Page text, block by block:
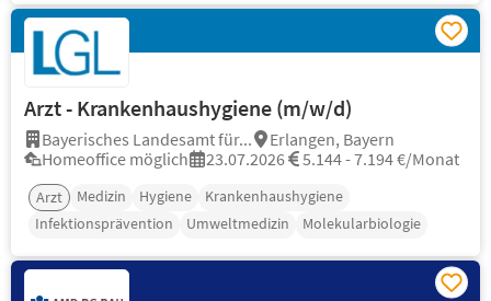
Arzt - Krankenhaushygiene (m/w/d)
Bayerisches Landesamt für...
Erlangen, Bayern
Homeoffice möglich
23.07.2026 5.144 - 7.194 €/Monat
Arzt Medizin Hygiene
Krankenhaushygiene
Infektionsprävention
Umweltmedizin Molekularbiologie